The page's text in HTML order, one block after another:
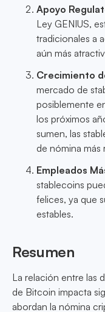
Apoyo
Ley GENIUS,
tradicionales a
aún más
Crecimiento
mercado de
posiblemente
los próximos
sumen, las
de nómina más
Empleados
stablecoins
felices, ya que
estables.
Resumen
La relación entre las
de Bitcoin impacta
abordan la nómina